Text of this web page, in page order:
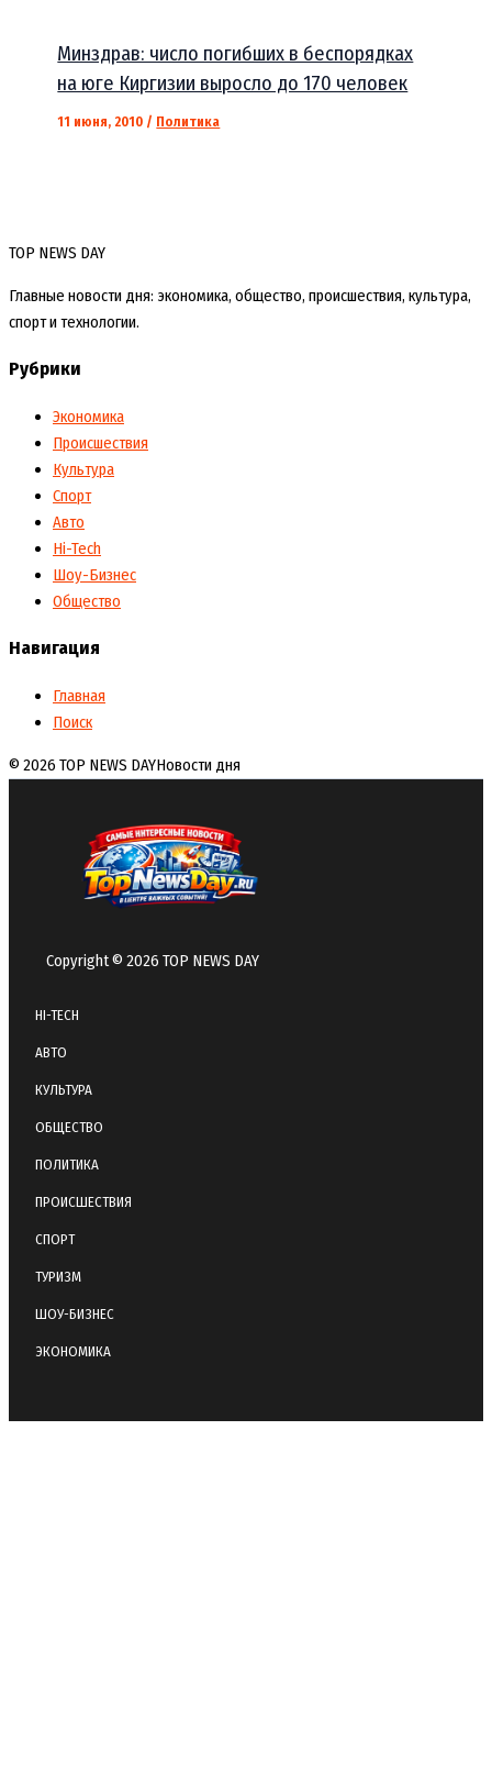
Минздрав: число погибших в беспорядках
на юге Киргизии выросло до 170 человек
11 июня, 2010 / Политика
TOP NEWS DAY
Главные новости дня: экономика, общество, происшествия, культура,
спорт и технологии.
Рубрики
Экономика
Происшествия
Культура
Спорт
Авто
Hi-Tech
Шоу-Бизнес
Общество
Навигация
Главная
Поиск
© 2026 TOP NEWS DAYНовости дня
Copyright © 2026 TOP NEWS DAY
HI-TECH
АВТО
КУЛЬТУРА
ОБЩЕСТВО
ПОЛИТИКА
ПРОИСШЕСТВИЯ
СПОРТ
ТУРИЗМ
ШОУ-БИЗНЕС
ЭКОНОМИКА